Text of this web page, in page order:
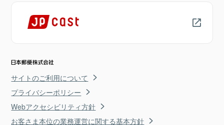
サイトのご利用について
プライバシーポリシー
Webアクセシビリティ方針
お客さま本位の業務運営に関する基本方針